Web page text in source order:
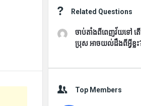
Related Questions
ចាប់តាំងពីពេញវ័យទៅ តើក្
ប្រុស អាចយល់ដឹងពីអ្វីខ្លះ
Top Members